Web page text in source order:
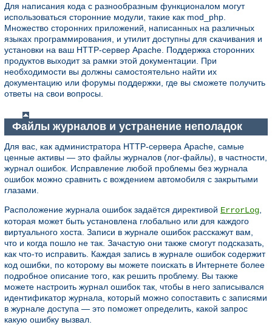
Для написания кода с разнообразным функционалом могут
использоваться сторонние модули, такие как mod_php.
Множество сторонних приложений, написанных на различных
языках программирования, и утилит доступны для скачивания и
установки на ваш HTTP-сервер Apache. Поддержка сторонних
продуктов выходит за рамки этой документации. При
необходимости вы должны самостоятельно найти их
документацию или форумы поддержки, где вы сможете получить
ответы на свои вопросы.
Файлы журналов и устранение неполадок
Для вас, как администратора HTTP-сервера Apache, самые
ценные активы — это файлы журналов (лог-файлы), в частности,
журнал ошибок. Исправление любой проблемы без журнала
ошибок можно сравнить с вождением автомобиля с закрытыми
глазами.
Расположение журнала ошибок задаётся директивой ErrorLog
которая может быть установлена глобально или для каждого
виртуального хоста. Записи в журнале ошибок расскажут вам,
что и когда пошло не так. Зачастую они также смогут подсказать,
как что-то исправить. Каждая запись в журнале ошибок содержит
код ошибки, по которому вы можете поискать в Интернете более
подробное описание того, как решить проблему. Вы также
можете настроить журнал ошибок так, чтобы в него записывался
идентификатор журнала, который можно сопоставить с записями
в журнале доступа — это поможет определить, какой запрос
какую ошибку вызвал.